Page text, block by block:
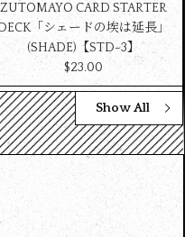
ZUTOMAYO CARD STARTER
「シェードの埃は延長」
(SHADE)【STD-3】
$‌23.00
Show All